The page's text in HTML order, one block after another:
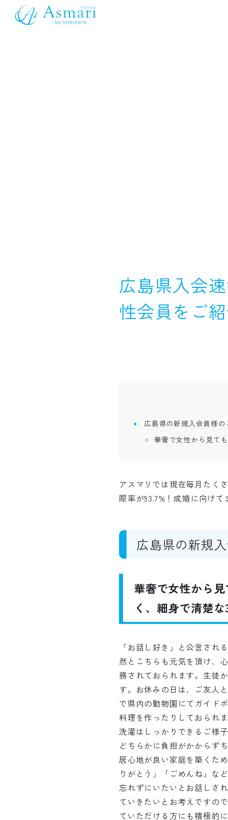
広島県入会
性会員をご
広島県の新規入会員様の
華奢で女性から見て
アスマリでは現在毎月たく
際率が93.7%！成婚に向けて
広島県の新規
華奢で女性から
く、細身で清楚
「お話し好き」と公言され
然とこちらも元気を頂け、
務されておられます。生徒
す。お休みの日は、ご友人
で県内の動物園にてガイド
料理を作ったりしておられ
洗濯はしっかりできるご様
どちらかに負担がかからず
居心地が良い家庭を築くた
りがとう」「ごめんね」な
忘れずにいたいとお話しさ
ていきたいとお考えですの
ていただける方にも積極的